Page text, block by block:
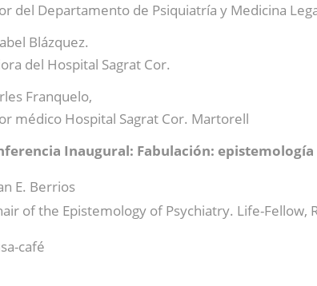
del Departamento de Psiquiatría y Medicina
Blázquez.
del Hospital Sagrat Cor.
Franquelo,
médico Hospital Sagrat Cor. Martorell
Inaugural: Fabulación:
E. Berrios
of the Epistemology of Psychiatry. Life-
café